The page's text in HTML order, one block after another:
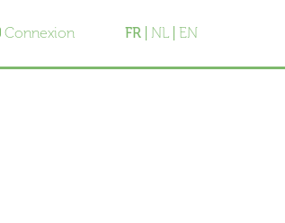
Connexion FR NL EN